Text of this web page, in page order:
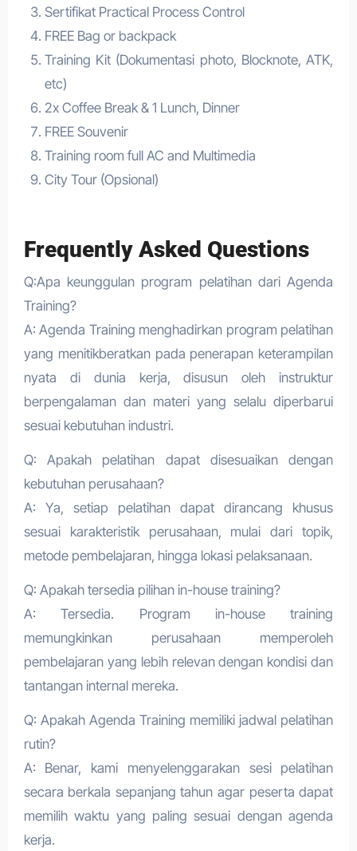
Sertifikat Practical Process Control
FREE Bag or backpack
Training Kit (Dokumentasi photo, Blocknote, ATK,
etc)
2x Coffee Break & 1 Lunch, Dinner
FREE Souvenir
Training room full AC and Multimedia
City Tour (Opsional)
Frequently Asked Questions
Q:Apa keunggulan program pelatihan dari Agenda
Training?
A: Agenda Training menghadirkan program pelatihan
yang menitikberatkan pada penerapan keterampilan
nyata di dunia kerja, disusun oleh instruktur
berpengalaman dan materi yang selalu diperbarui
sesuai kebutuhan industri.
Q: Apakah pelatihan dapat disesuaikan dengan
kebutuhan perusahaan?
A: Ya, setiap pelatihan dapat dirancang khusus
sesuai karakteristik perusahaan, mulai dari topik,
metode pembelajaran, hingga lokasi pelaksanaan.
Q: Apakah tersedia pilihan in-house training?
A: Tersedia. Program in-house training
memungkinkan perusahaan memperoleh
pembelajaran yang lebih relevan dengan kondisi dan
tantangan internal mereka.
Q: Apakah Agenda Training memiliki jadwal pelatihan
rutin?
A: Benar, kami menyelenggarakan sesi pelatihan
secara berkala sepanjang tahun agar peserta dapat
memilih waktu yang paling sesuai dengan agenda
kerja.